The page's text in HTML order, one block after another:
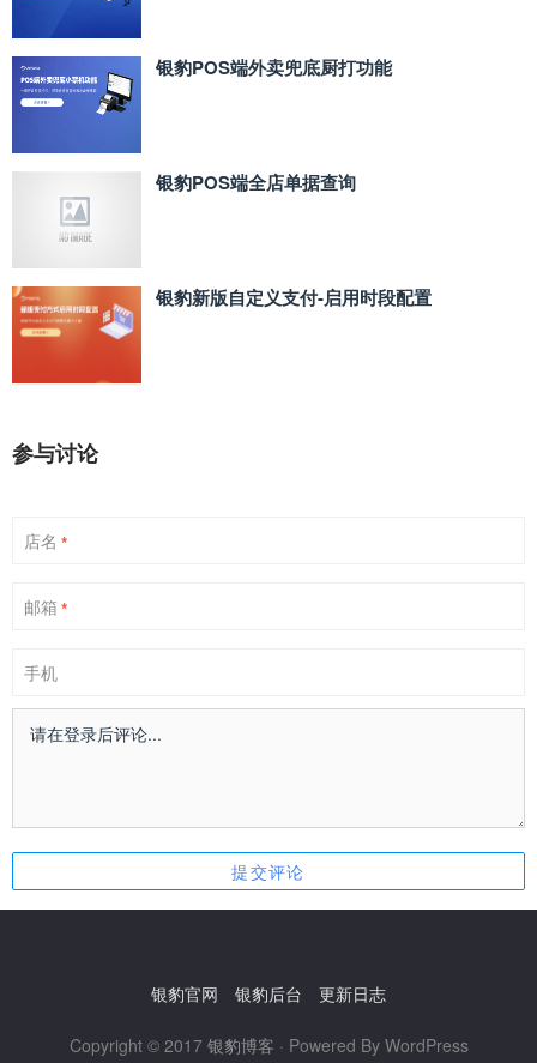
银豹POS端外卖兜底厨打功能
银豹POS端全店单据查询
银豹新版自定义支付‑启用时段配置
参与讨论
店名 *
邮箱 *
手机
银豹官网 银豹后台 更新日志
Copyright © 2017 银豹博客 · Powered By WordPress